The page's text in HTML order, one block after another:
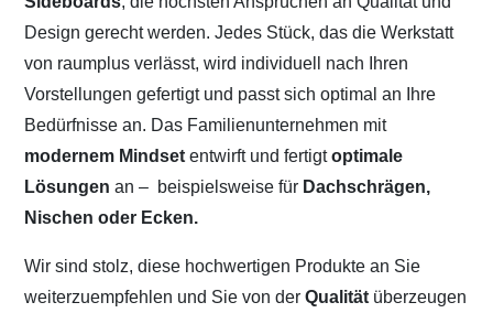
Design gerecht werden. Jedes Stück, das die Werkstatt
von raumplus verlässt, wird individuell nach Ihren
Vorstellungen gefertigt und passt sich optimal an Ihre
Bedürfnisse an. Das Familienunternehmen mit
modernem Mindset entwirft und fertigtoptimale
Lösungen an – beispielsweise für Dachschrägen,
Nischen oder Ecken.
Wir sind stolz, diese hochwertigen Produkte an Sie
weiterzuempfehlen und Sie von derQualität überzeugen